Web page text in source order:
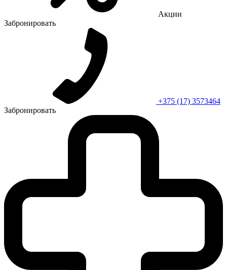
Акции
Забронировать
+375 (17) 3573464
Забронировать